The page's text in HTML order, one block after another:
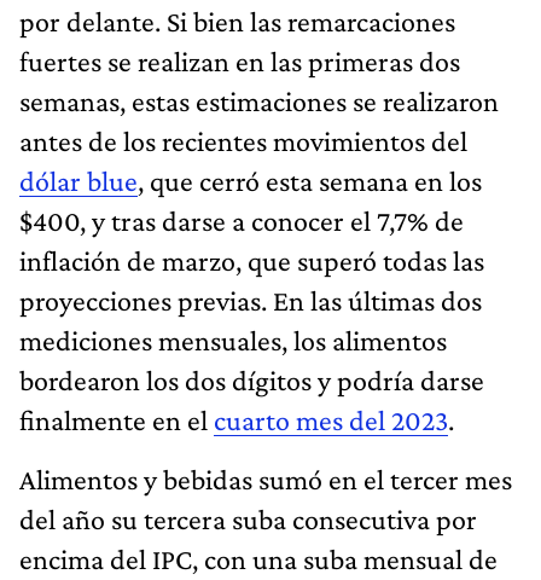
por delante. Si bien las remarcaciones
fuertes se realizan en las primeras dos
semanas, estas estimaciones se realizaron
antes de los recientes movimientos del
dólar blue, que cerró esta semana en los
$400, y tras darse a conocer el 7,7% de
inflación de marzo, que superó todas las
proyecciones previas. En las últimas dos
mediciones mensuales, los alimentos
bordearon los dos dígitos y podría darse
finalmente en el cuarto mes del 2023.
Alimentos y bebidas sumó en el tercer mes
del año su tercera suba consecutiva por
encima del IPC, con una suba mensual de